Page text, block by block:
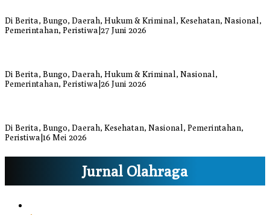
Di Berita, Bungo, Daerah, Hukum & Kriminal, Kesehatan, Nasional,
Pemerintahan, Peristiwa 27 Juni 2026
Di Berita, Bungo, Daerah, Hukum & Kriminal, Nasional,
Pemerintahan, Peristiwa 26 Juni 2026
Di Berita, Bungo, Daerah, Kesehatan, Nasional, Pemerintahan,
Peristiwa 16 Mei 2026
Jurnal Olahraga